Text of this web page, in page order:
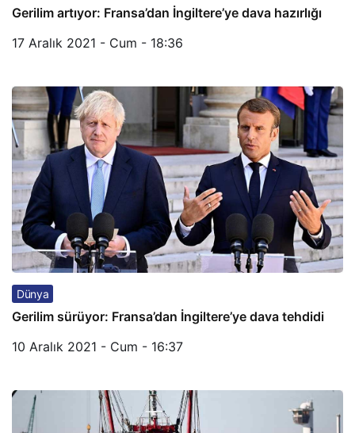
Gerilim artıyor: Fransa’dan İngiltere’ye dava hazırlığı
17 Aralık 2021 - Cum - 18:36
Dünya
Gerilim sürüyor: Fransa’dan İngiltere’ye dava tehdidi
10 Aralık 2021 - Cum - 16:37